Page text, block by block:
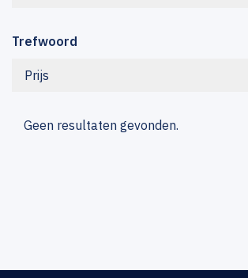
Trefwoord
Prijs
Geen resultaten gevonden.